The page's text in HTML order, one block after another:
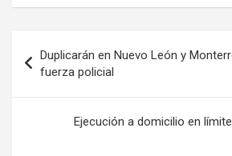
de
entradas
Duplicarán en Nuevo León y
fuerza policial
Ejecución a domicilio en